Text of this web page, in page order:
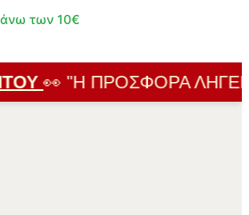
των 10€
👀 "Η ΠΡΟΣΦΟΡΆ ΛΉΓΕΙ